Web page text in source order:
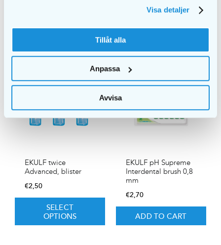
Visa detaljer
Tillåt alla
Anpassa
Avvisa
ADD TO CART
EKULF twice
Advanced, blister
€2,50
SELECT
OPTIONS
EKULF pH Supreme
Interdental brush 0,8
mm
€2,70
ADD TO CART